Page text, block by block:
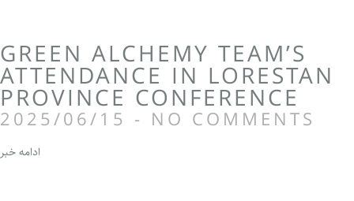
GREEN ALCHEMY TEAM’S
ATTENDANCE IN LORESTAN
PROVINCE CONFERENCE
2025/06/15 NO COMMENTS
ادامه خبر